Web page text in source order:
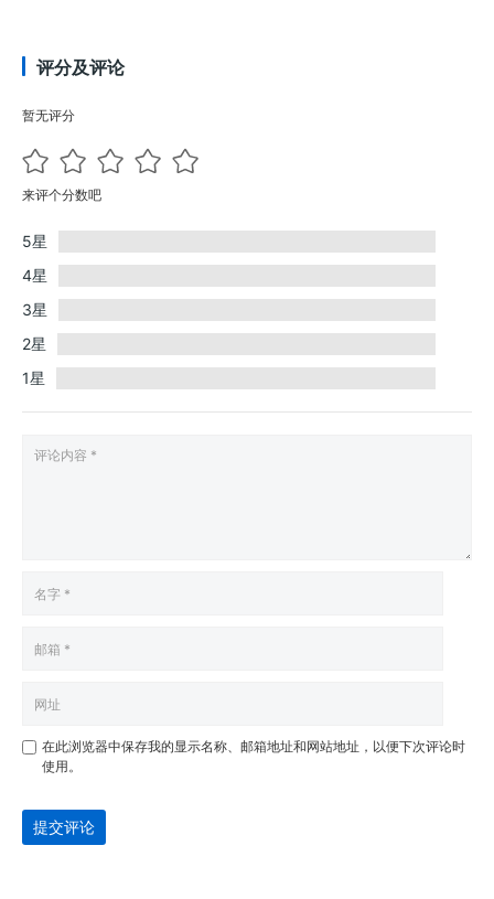
评分及评论
暂无评分
来评个分数吧
5星
4星
3星
2星
1星
在此浏览器中保存我的显示名称、邮箱地址和网站地址，以便下次评论时
使用。
提交评论